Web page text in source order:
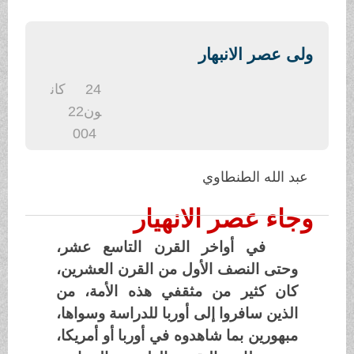
ولى عصر الانبهار
ون22
004
عبد الله الطنطاوي
وجاء عصر الانهيار
في أواخر القرن التاسع عشر،
وحتى النصف الأول من القرن العشرين،
كان كثير من مثقفي هذه الأمة، من
الذين سافروا إلى أوربا للدراسة وسواها،
مبهورين بما شاهدوه في أوربا أو أمريكا،